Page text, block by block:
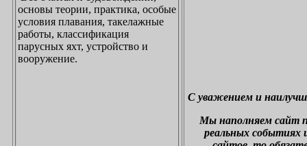
основы теории, практика, особые
условия плавания, такелажные
работы, классификация
парусных яхт, устройство и
вооружение.
С уважением и
Мы наполняем сайт
реальных событиях